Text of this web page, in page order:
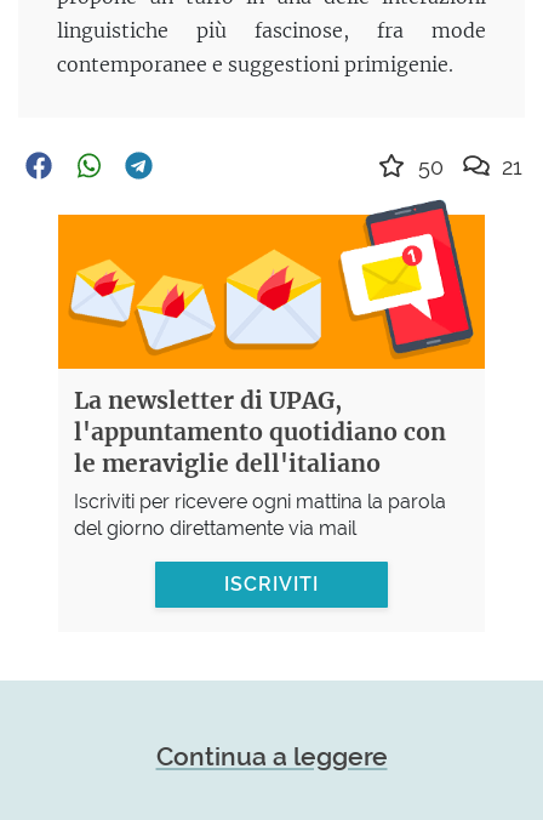
linguistiche più fascinose, fra mode
contemporanee e suggestioni primigenie.
50 21
La newsletter di UPAG,
l'appuntamento quotidiano con
le meraviglie dell'italiano
Iscriviti per ricevere ogni mattina la parola
del giorno direttamente via mail
ISCRIVITI
Continua a leggere